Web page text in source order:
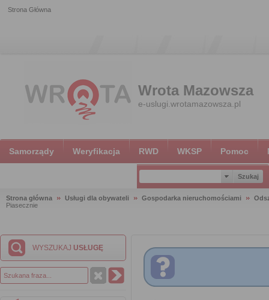
Strona Główna
Wrota Mazowsza
e-uslugi.wrotamazowsza.pl
Samorządy Weryfikacja RWD WKSP Pomoc
Strona główna Usługi dla obywateli Gospodarka nieruchomościami
Piasecznie
WYSZUKAJ USŁUGĘ